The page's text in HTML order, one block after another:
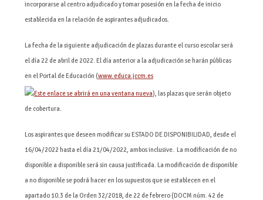
incorporarse al centro adjudicado y tomar posesión en la fecha de inicio
establecida en la relación de aspirantes adjudicados.
La fecha de la siguiente adjudicación de plazas durante el curso escolar será
el día 22 de abril de 2022. El día anterior a la adjudicación se harán públicas
en el Portal de Educación (www.educa.jccm.es
), las plazas que serán objeto
de cobertura.
Los aspirantes que deseen modificar su ESTADO DE DISPONIBILIDAD, desde el
16/04/2022 hasta el día 21/04/2022, ambos inclusive. La modificación de no
disponible a disponible será sin causa justificada. La modificación de disponible
a no disponible se podrá hacer en los supuestos que se establecen en el
apartado 10.3 de la Orden 32/2018, de 22 de febrero (DOCM núm. 42 de